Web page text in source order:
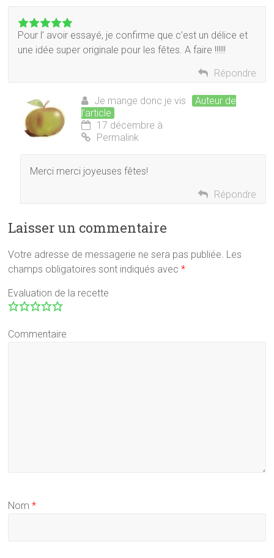
Pour l’ avoir essayé, je confirme que c’est un délice et
une idée super originale pour les fêtes. A faire !!!!!!
Répondre
Je mange donc je vis
Auteur de
l’article
17 décembre à
Permalink
Merci merci joyeuses fêtes!
Répondre
Laisser un commentaire
Votre adresse de messagerie ne sera pas publiée. Les
champs obligatoires sont indiqués avec*
Evaluation de la recette
Commentaire
Nom*